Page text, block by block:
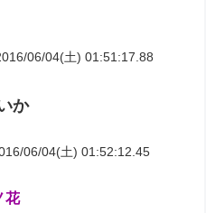
06/04(土) 01:51:17.88
か
06/04(土) 01:52:12.45
花